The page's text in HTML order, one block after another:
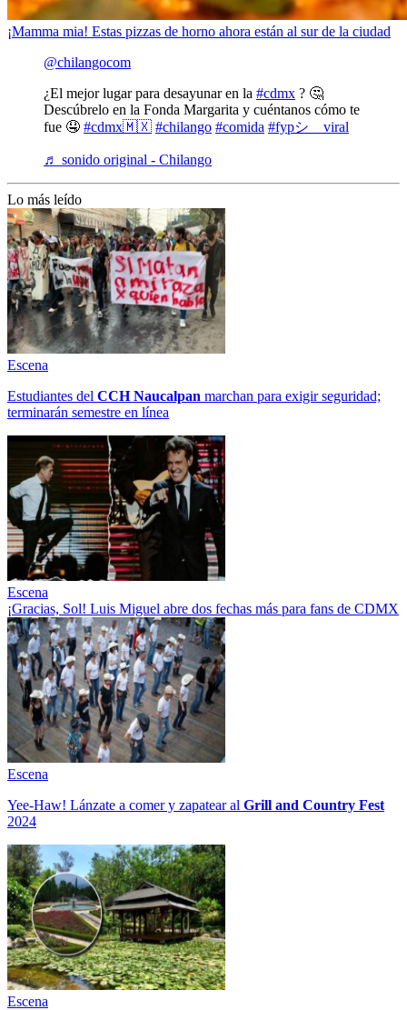
¡Mamma mia! Estas pizzas de horno ahora están al sur de la ciudad
@chilangocom
¿El mejor lugar para desayunar en la #cdmx ? 🤔
Descúbrelo en la Fonda Margarita y cuéntanos cómo te
fue 🤤 #cdmx🇲🇽 #chilango #comida #fypシ゚viral
♬ sonido original - Chilango
Lo más leído
Escena
Estudiantes del CCH Naucalpan marchan para exigir seguridad;
terminarán semestre en línea
Escena
¡Gracias, Sol! Luis Miguel abre dos fechas más para fans de CDMX
Escena
Yee-Haw! Lánzate a comer y zapatear al Grill and Country Fest
2024
Escena